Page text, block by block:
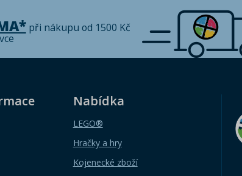
při nákupu od 1500 Kč
Nabídka
LEGO®
Hračky a hry
Kojenecké zboží